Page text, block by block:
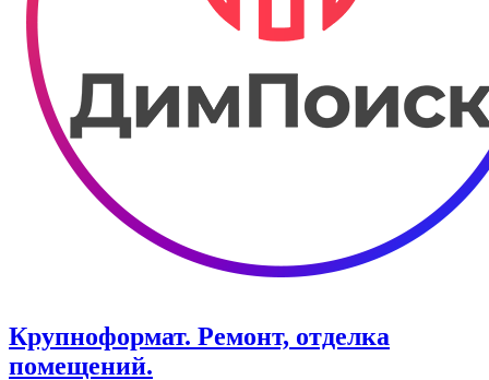
Крупноформат. Ремонт, отделка
помещений.